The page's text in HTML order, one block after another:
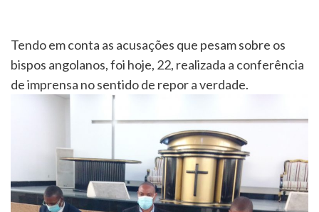
Tendo em conta as acusações que pesam sobre os
bispos angolanos, foi hoje, 22, realizada a conferência
de imprensa no sentido de repor a verdade.